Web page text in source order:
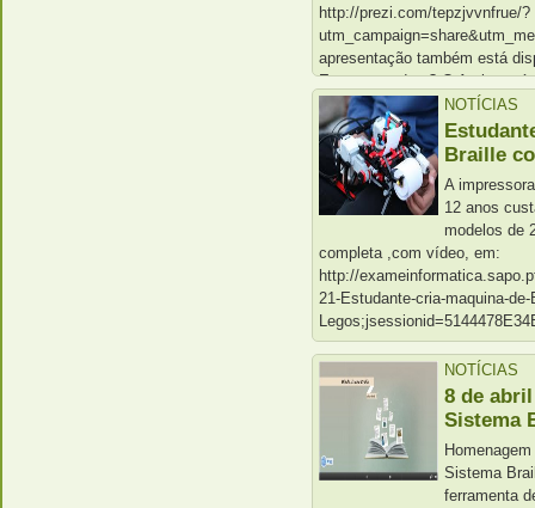
http://prezi.com/tepzjvvnfrue/?
apresentação também está
E porque a data? O Autismo é
Desenvolvimento (também
Espectro Autista),
nificativas na comunicação,
NOTÍCIAS
Braille
A
12 anos
modelos de
completa ,com vídeo, em:
http://
21-Estudante-cria-maquina-
NOTÍCIAS
8 de
Sistema
Sistema
ferramenta